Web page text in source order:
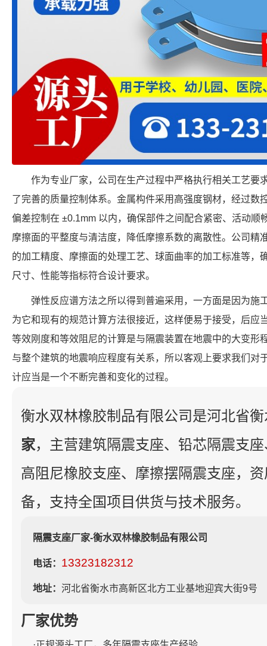
作为专业厂家，公司在生产过程中严格执行相关工艺要
了完善的质量控制体系。金属构件采用高强度钢材，经过数
偏差控制在 ±0.1mm 以内，确保部件之间配合紧密、活动顺
摩擦面的平整度与清洁度，降低摩擦系数的离散性。公司精
的加工精度、摩擦面的处理工艺、球面曲率的加工标准等，
尺寸、性能等指标符合设计要求。
弹性反应谱方法之所以得到普遍采用，一方面是因为施
为它和现有的规范计算方法很接近，这样便易于接受，后应
等效刚度和等效阻尼的计算是与隔震装置在地震中的大变形
与整个建筑的地震响应程度有关系，所以客观上要求我们对
计应当是一个不断完善和变化的过程。
衡水双林橡胶制品有限公司是河北省
家，主营建筑隔震支座、铅芯隔震支
高阻尼橡胶支座、摩擦摆隔震支座，
备，支持全国项目供货与技术服务。
隔震支座厂家-衡水双林橡胶制品有限公司
电话： 13323182312
地址： 河北省衡水市高新区北方工业基地迎宾大街9号
厂家优势